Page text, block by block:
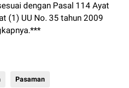
dengan Pasal 114 Ayat
(1) UU No. 35 tahun 2009
Pasaman